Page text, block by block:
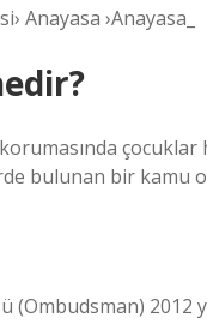
Anayasa ›Anayasa_
bulunan bir kamu
2012